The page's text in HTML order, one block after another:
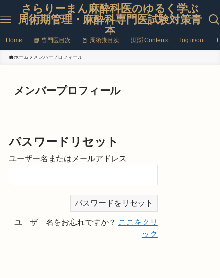
さらりーまん麻酔科医のゆるく学ぶ
周術期管理・麻酔科専門医試験対策青
本
Home 📘 専門医目次 📕 周術期目次 🇺🇸 Contents log in/out
ホーム メンバープロフィール
メンバープロフィール
パスワードリセット
ユーザー名またはメールアドレス
ユーザー名をお忘れですか？ ここをクリ
ック